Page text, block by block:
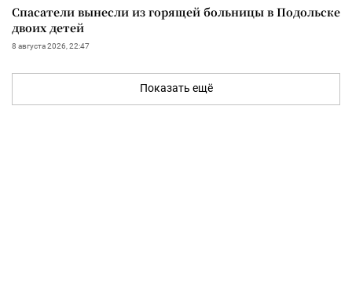
Спасатели вынесли из горящей больницы в Подольске
двоих детей
8 августа 2026, 22:47
Показать ещё